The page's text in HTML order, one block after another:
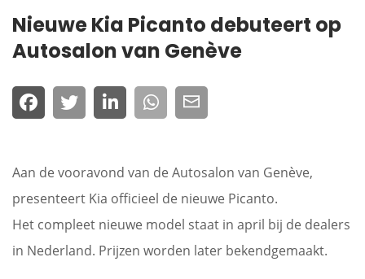
Nieuwe Kia Picanto debuteert op
Autosalon van Genève
Aan de vooravond van de Autosalon van Genève,
presenteert Kia officieel de nieuwe Picanto.
Het compleet nieuwe model staat in april bij de dealers
in Nederland. Prijzen worden later bekendgemaakt.